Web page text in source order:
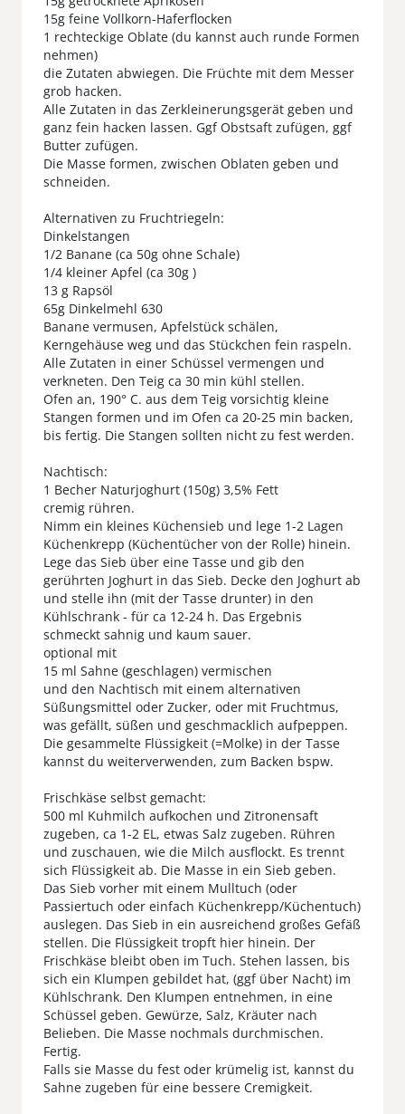
15g feine Vollkorn-Haferflocken
1 rechteckige Oblate (du kannst auch runde Formen
nehmen)
die Zutaten abwiegen. Die Früchte mit dem Messer
grob hacken.
Alle Zutaten in das Zerkleinerungsgerät geben und
ganz fein hacken lassen. Ggf Obstsaft zufügen, ggf
Butter zufügen.
Die Masse formen, zwischen Oblaten geben und
schneiden.
Alternativen zu Fruchtriegeln:
Dinkelstangen
1/2 Banane (ca 50g ohne Schale)
1/4 kleiner Apfel (ca 30g )
13 g Rapsöl
65g Dinkelmehl 630
Banane vermusen, Apfelstück schälen,
Kerngehäuse weg und das Stückchen fein raspeln.
Alle Zutaten in einer Schüssel vermengen und
verkneten. Den Teig ca 30 min kühl stellen.
Ofen an, 190° C. aus dem Teig vorsichtig kleine
Stangen formen und im Ofen ca 20-25 min backen,
bis fertig. Die Stangen sollten nicht zu fest werden.
Nachtisch:
1 Becher Naturjoghurt (150g) 3,5% Fett
cremig rühren.
Nimm ein kleines Küchensieb und lege 1-2 Lagen
Küchenkrepp (Küchentücher von der Rolle) hinein.
Lege das Sieb über eine Tasse und gib den
gerührten Joghurt in das Sieb. Decke den Joghurt ab
und stelle ihn (mit der Tasse drunter) in den
Kühlschrank - für ca 12-24 h. Das Ergebnis
schmeckt sahnig und kaum sauer.
optional mit
15 ml Sahne (geschlagen) vermischen
und den Nachtisch mit einem alternativen
Süßungsmittel oder Zucker, oder mit Fruchtmus,
was gefällt, süßen und geschmacklich aufpeppen.
Die gesammelte Flüssigkeit (=Molke) in der Tasse
kannst du weiterverwenden, zum Backen bspw.
Frischkäse selbst gemacht:
500 ml Kuhmilch aufkochen und Zitronensaft
zugeben, ca 1-2 EL, etwas Salz zugeben. Rühren
und zuschauen, wie die Milch ausflockt. Es trennt
sich Flüssigkeit ab. Die Masse in ein Sieb geben.
Das Sieb vorher mit einem Mulltuch (oder
Passiertuch oder einfach Küchenkrepp/Küchentuch)
auslegen. Das Sieb in ein ausreichend großes Gefäß
stellen. Die Flüssigkeit tropft hier hinein. Der
Frischkäse bleibt oben im Tuch. Stehen lassen, bis
sich ein Klumpen gebildet hat, (ggf über Nacht) im
Kühlschrank. Den Klumpen entnehmen, in eine
Schüssel geben. Gewürze, Salz, Kräuter nach
Belieben. Die Masse nochmals durchmischen.
Fertig.
Falls sie Masse du fest oder krümelig ist, kannst du
Sahne zugeben für eine bessere Cremigkeit.